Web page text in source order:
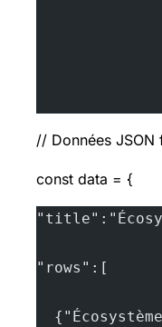
// Données JSON
const data = {
"rows":[